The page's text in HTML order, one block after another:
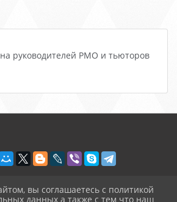
руководителей РМО и тьюторов
вы соглашаетесь с политикой
данных а также с тем что наш